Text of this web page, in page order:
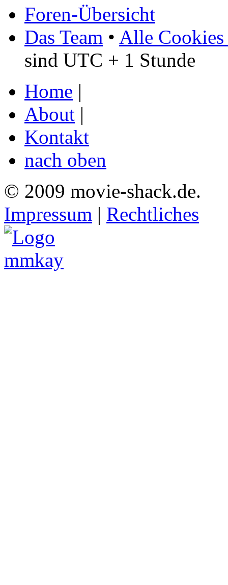
Foren-Übersicht
Das Team • Alle Cookies
sind UTC + 1 Stunde
Home |
About |
Kontakt
nach oben
© 2009 movie-shack.de.
Impressum | Rechtliches